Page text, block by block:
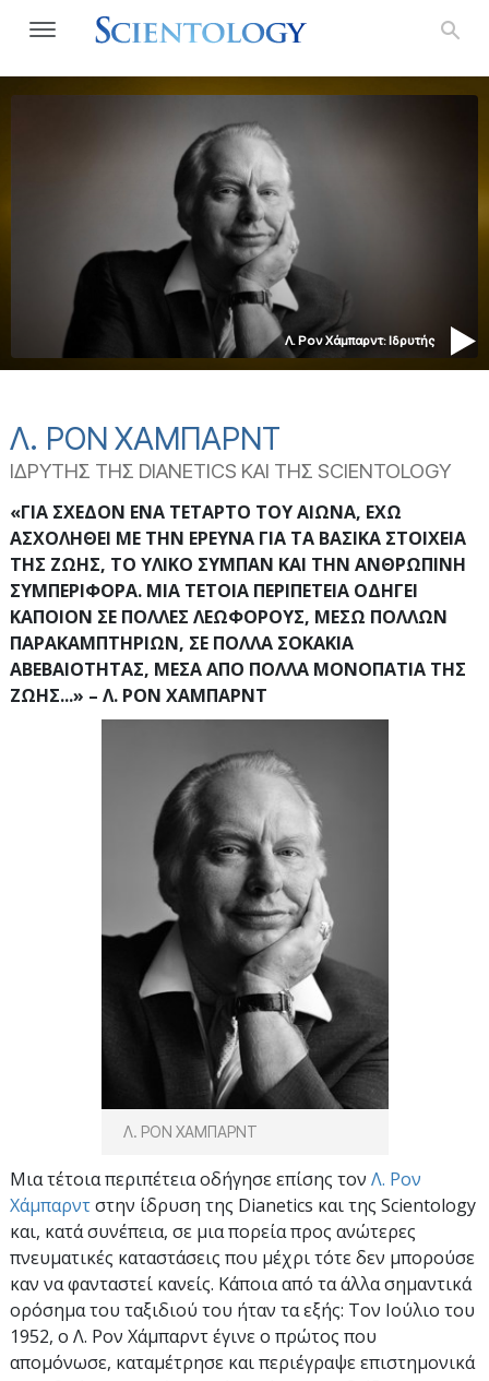
Λ. Ρον Χάμπαρντ: Ιδρυτής
Λ. ΡΟΝ ΧΑΜΠΑΡΝΤ
ΙΔΡΥΤΗΣ ΤΗΣ DIANETICS ΚΑΙ ΤΗΣ SCIENTOLOGY
«ΓΙΑ ΣΧΕΔΟΝ ΕΝΑ ΤΕΤΑΡΤΟ ΤΟΥ ΑΙΩΝΑ, ΕΧΩ
ΑΣΧΟΛΗΘΕΙ ΜΕ ΤΗΝ ΕΡΕΥΝΑ ΓΙΑ ΤΑ ΒΑΣΙΚΑ ΣΤΟΙΧΕΙΑ
ΤΗΣ ΖΩΗΣ, ΤΟ ΥΛΙΚΟ ΣΥΜΠΑΝ ΚΑΙ ΤΗΝ ΑΝΘΡΩΠΙΝΗ
ΣΥΜΠΕΡΙΦΟΡΑ. ΜΙΑ ΤΕΤΟΙΑ ΠΕΡΙΠΕΤΕΙΑ ΟΔΗΓΕΙ
ΚΑΠΟΙΟΝ ΣΕ ΠΟΛΛΕΣ ΛΕΩΦΟΡΟΥΣ, ΜΕΣΩ ΠΟΛΛΩΝ
ΠΑΡΑΚΑΜΠΤΗΡΙΩΝ, ΣΕ ΠΟΛΛΑ ΣΟΚΑΚΙΑ
ΑΒΕΒΑΙΟΤΗΤΑΣ, ΜΕΣΑ ΑΠΟ ΠΟΛΛΑ ΜΟΝΟΠΑΤΙΑ ΤΗΣ
ΖΩΗΣ...» – Λ. ΡΟΝ ΧΑΜΠΑΡΝΤ
Λ. ΡΟΝ ΧΑΜΠΑΡΝΤ
Μια τέτοια περιπέτεια οδήγησε επίσης τον Λ. Ρον
Χάμπαρντστην ίδρυση της Dianetics και της Scientology
και, κατά συνέπεια, σε μια πορεία προς ανώτερες
πνευματικές καταστάσεις που μέχρι τότε δεν μπορούσε
καν να φανταστεί κανείς. Κάποια από τα άλλα σημαντικά
ορόσημα του ταξιδιού του ήταν τα εξής: Τον Ιούλιο του
1952, ο Λ. Ρον Χάμπαρντ έγινε ο πρώτος που
απομόνωσε, καταμέτρησε και περιέγραψε επιστημονικά